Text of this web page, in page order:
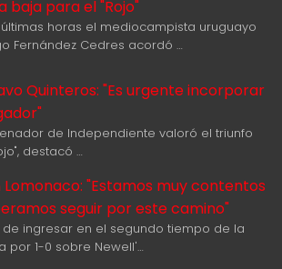
baja para el "Rojo"
últimas horas el mediocampista uruguayo
Fernández Cedres acordó …
Quinteros: "Es urgente incorporar
de Independiente valoró el triunfo
destacó …
Lomonaco: "Estamos muy contentos
seguir por este camino"
de ingresar en el segundo tiempo de la
por 1-0 sobre Newell'…